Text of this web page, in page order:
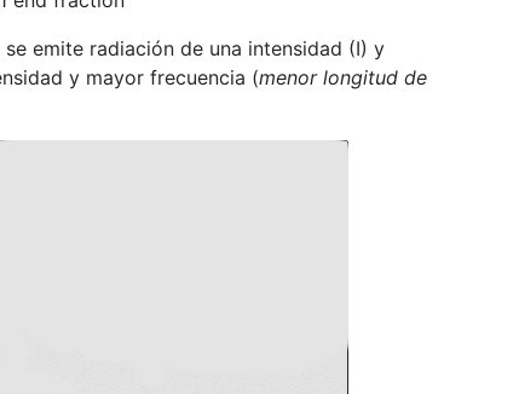
emite radiación de una intensidad (I) y
y mayor frecuencia (menor longitud de